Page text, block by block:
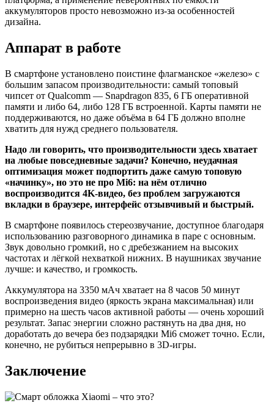
аккумуляторов просто невозможно из-за особенностей
дизайна.
Аппарат в работе
В смартфоне установлено поистине флагманское «железо» с
большим запасом производительности: самый топовый
чипсет от Qualcomm — Snapdragon 835, 6 ГБ оперативной
памяти и либо 64, либо 128 ГБ встроенной. Карты памяти не
поддерживаются, но даже объёма в 64 ГБ должно вполне
хватить для нужд среднего пользователя.
Надо ли говорить, что производительности здесь хватает
на любые повседневные задачи? Конечно, неудачная
оптимизация может подпортить даже самую топовую
«начинку», но это не про Mi6: на нём отлично
воспроизводится 4K-видео, без проблем загружаются
вкладки в браузере, интерфейс отзывчивый и быстрый.
В смартфоне появилось стереозвучание, доступное благодаря
использованию разговорного динамика в паре с основным.
Звук довольно громкий, но с дребезжанием на высоких
частотах и лёгкой нехваткой нижних. В наушниках звучание
лучше: и качество, и громкость.
Аккумулятора на 3350 мАч хватает на 8 часов 50 минут
воспроизведения видео (яркость экрана максимальная) или
примерно на шесть часов активной работы — очень хороший
результат. Запас энергии сложно растянуть на два дня, но
доработать до вечера без подзарядки Mi6 сможет точно. Если,
конечно, не рубиться непрерывно в 3D-игры.
Заключение